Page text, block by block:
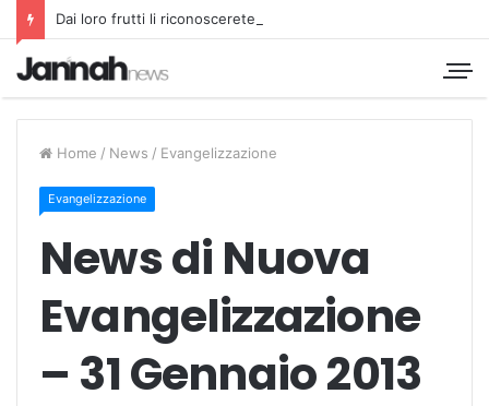
Dai loro frutti li riconoscerete
Home / News / Evangelizzazione
Evangelizzazione
News di Nuova
Evangelizzazione
– 31 Gennaio 2013